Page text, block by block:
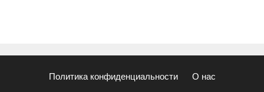
Политика конфиденциальности О нас